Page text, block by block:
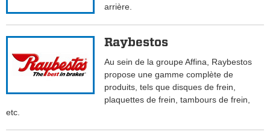
arrière.
Raybestos
Au sein de la groupe Affina, Raybestos
propose une gamme complète de
produits, tels que disques de frein,
plaquettes de frein, tambours de frein,
etc.